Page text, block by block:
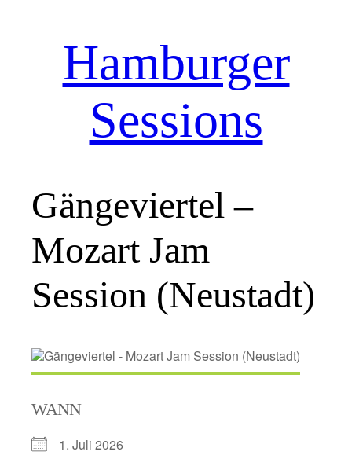
Hamburger
Sessions
Gängeviertel –
Mozart Jam
Session (Neustadt)
WANN
1. Juli 2026